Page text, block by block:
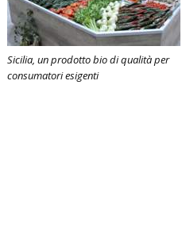
Sicilia, un prodotto bio di qualità per
consumatori esigenti